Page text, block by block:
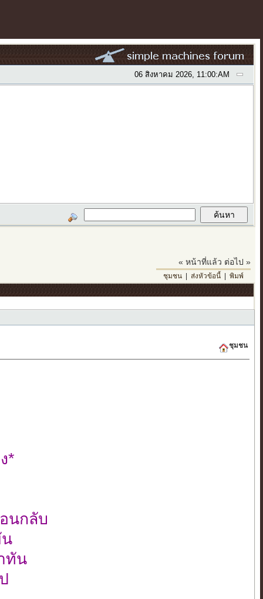
06 สิงหาคม 2026, 11:00:AM
« หน้าที่แล้ว ต่อไป »
ชุมชน| ส่งหัวข้อนี้| พิมพ์
ชุมชน
*
นกลับ
ทัน